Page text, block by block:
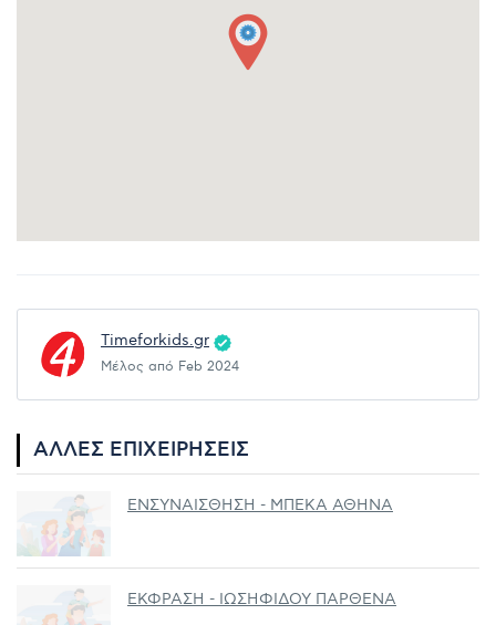
Timeforkids.gr
Μέλος από Feb 2024
ΆΛΛΕΣ ΕΠΙΧΕΙΡΉΣΕΙΣ
ΕΝΣΥΝΑΙΣΘΗΣΗ - ΜΠΕΚΑ ΑΘΗΝΑ
ΕΚΦΡΑΣΗ - ΙΩΣΗΦΙΔΟΥ ΠΑΡΘΕΝΑ